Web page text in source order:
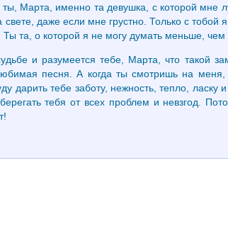
ты, Марта, именно та девушка, с которой мне
даже если мне грустно. Только с тобой
та, о которой я не могу думать меньше, чем
и разумеется тебе, Марта, что такой
песня. А когда ты смотришь на
дарить тебе заботу, нежность, тепло,
тебя от всех проблем и невзгод.